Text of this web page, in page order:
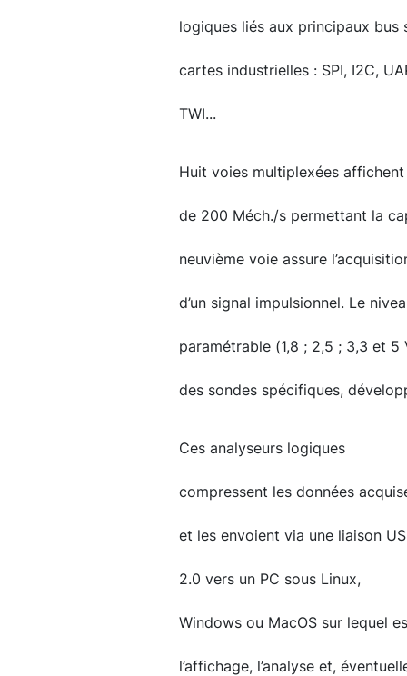
logiques liés aux principaux bus
cartes industrielles : SPI, I2C,
TWI...
Huit voies multiplexées
de 200 Méch./s permettant la
neuvième voie assure
d’un signal impulsionnel. Le
paramétrable (1,8 ; 2,5 ; 3,3 et
des sondes spécifiques,
Ces analyseurs logiques
compressent les données
et les envoient via une liaison
2.0 vers un PC sous Linux,
Windows ou MacOS sur lequel
l’affichage, l’analyse et,